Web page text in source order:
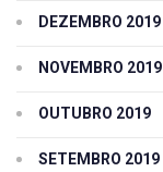
DEZEMBRO 2019
NOVEMBRO 2019
OUTUBRO 2019
SETEMBRO 2019